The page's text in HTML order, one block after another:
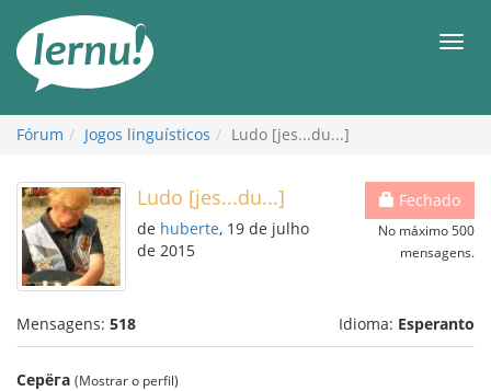
conteúdo
Fórum Jogos linguísticos Ludo [jes...du...]
Fechado
No máximo 500
mensagens.
Ludo [jes...du...]
de huberte, 19 de julho
de 2015
Mensagens: 518 Idioma: Esperanto
Серёга (Mostrar o perfil)